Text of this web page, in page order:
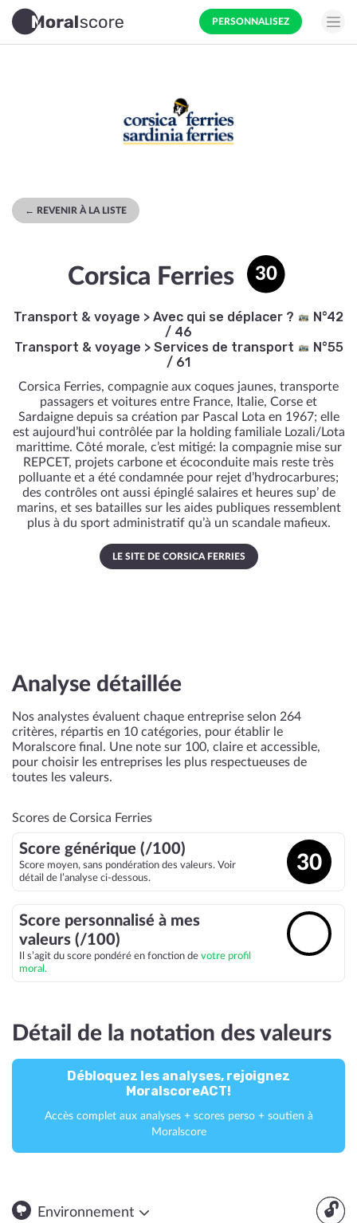
PERSONNALISEZ
← REVENIR À LA LISTE
Corsica Ferries 30
Transport & voyage > Avec qui se déplacer ?
N°42
/ 46
Transport & voyage > Services de transport
N°55
/ 61
Corsica Ferries, compagnie aux coques jaunes, transporte
passagers et voitures entre France, Italie, Corse et
Sardaigne depuis sa création par Pascal Lota en 1967; elle
est aujourd’hui contrôlée par la holding familiale Lozali/Lota
marittime. Côté morale, c’est mitigé: la compagnie mise sur
REPCET, projets carbone et écoconduite mais reste très
polluante et a été condamnée pour rejet d’hydrocarbures;
des contrôles ont aussi épinglé salaires et heures sup’ de
marins, et ses batailles sur les aides publiques ressemblent
plus à du sport administratif qu’à un scandale mafieux.
LE SITE DE CORSICA FERRIES
Analyse détaillée
Nos analystes évaluent chaque entreprise selon 264
critères, répartis en 10 catégories, pour établir le
Moralscore final. Une note sur 100, claire et accessible,
pour choisir les entreprises les plus respectueuses de
toutes les valeurs.
Scores de Corsica Ferries
Score générique (/100)
Score moyen, sans pondération des valeurs. Voir
détail de l’analyse ci-dessous.
30
Score personnalisé à mes
valeurs (/100)
Il s’agit du score pondéré en fonction de votre profil
moral.
Détail de la notation des valeurs
Débloquez les analyses, rejoignez
MoralscoreACT!
Accès complet aux analyses + scores perso + soutien à
Moralscore
🔓
Environnement